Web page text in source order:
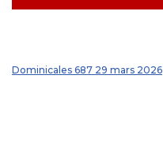
Dominicales 687 29 mars 2026